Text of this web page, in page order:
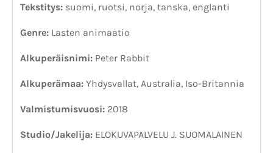
Tekstitys: suomi, ruotsi, norja, tanska, englanti
Genre: Lasten animaatio
Alkuperäisnimi: Peter Rabbit
Alkuperämaa: Yhdysvallat, Australia, Iso-Britannia
Valmistumisvuosi: 2018
Studio/Jakelija: ELOKUVAPALVELU J. SUOMALAINEN